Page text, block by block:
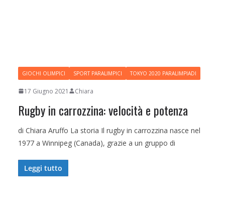
GIOCHI OLIMPICI SPORT PARALIMPICI TOKYO 2020 PARALIMPIADI
17 Giugno 2021 Chiara
Rugby in carrozzina: velocità e potenza
di Chiara Aruffo La storia Il rugby in carrozzina nasce nel
1977 a Winnipeg (Canada), grazie a un gruppo di
Leggi tutto